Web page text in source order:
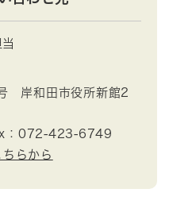
岸和田市役所新館2
：072-423-6749
らから